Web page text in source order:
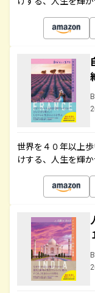
世界を４０年以上
けする、人生を輝